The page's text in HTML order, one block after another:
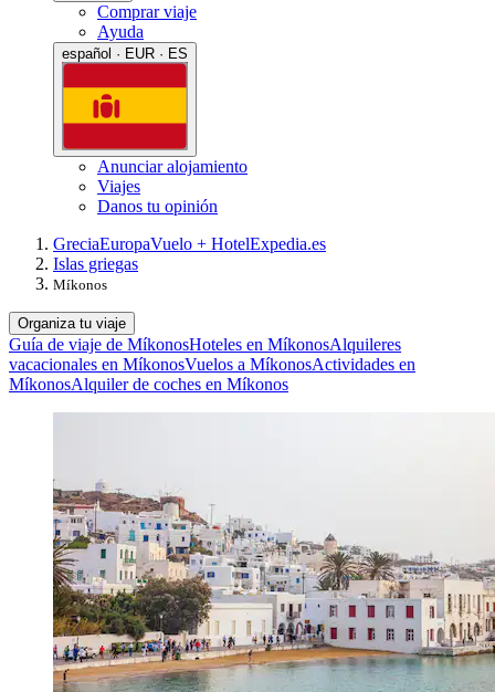
Comprar viaje
Ayuda
español · EUR · ES
Anunciar alojamiento
Viajes
Danos tu opinión
GreciaEuropaVuelo + HotelExpedia.es
Islas griegas
Míkonos
Organiza tu viaje
Guía de viaje de MíkonosHoteles en MíkonosAlquileres
vacacionales en MíkonosVuelos a MíkonosActividades en
MíkonosAlquiler de coches en Míkonos